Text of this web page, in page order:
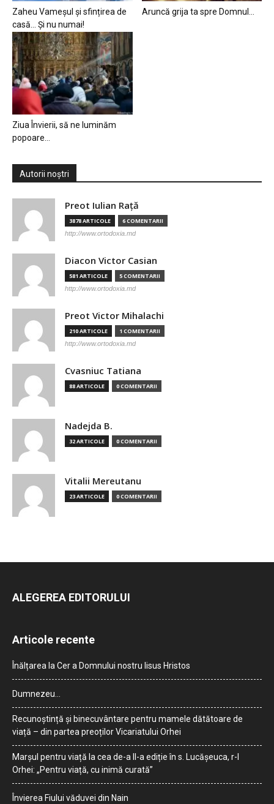
Zaheu Vameșul și sfințirea de
casă… Și nu numai!
Aruncă grija ta spre Domnul…
Ziua Învierii, să ne luminăm
popoare…
Autorii noștri
Preot Iulian Raţă
3878 ARTICOLE 6 COMENTARII
http://www.ortodoxia.md
Diacon Victor Casian
581 ARTICOLE 5 COMENTARII
http://www.ortodoxia.md
Preot Victor Mihalachi
210 ARTICOLE 1 COMENTARII
http://www.ortodoxia.md
Cvasniuc Tatiana
88 ARTICOLE 0 COMENTARII
Nadejda B.
32 ARTICOLE 0 COMENTARII
Vitalii Mereutanu
23 ARTICOLE 0 COMENTARII
ALEGEREA EDITORULUI
Articole recente
Înălțarea la Cer a Domnului nostru Iisus Hristos
Dumnezeu…
Recunoștință și binecuvântare pentru mamele dătătoare de
viață – din partea preoților Vicariatului Orhei
Marșul pentru viață la cea de-a II-a ediție în s. Lucășeuca, r-l
Orhei: „Pentru viață, cu inimă curată”
Învierea Fiului văduvei din Nain